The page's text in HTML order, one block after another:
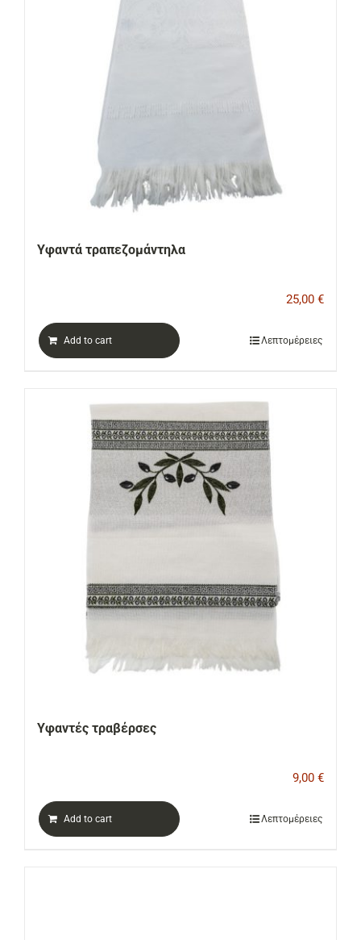
Υφαντά τραπεζομάντηλα
25,00 €
Add to cart Λεπτομέρειες
Υφαντές τραβέρσες
9,00 €
Add to cart Λεπτομέρειες